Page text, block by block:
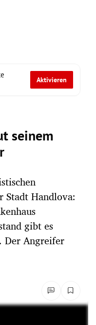
Aktivieren
seinem
Stadt Handlova:
gibt es
Der Angreifer